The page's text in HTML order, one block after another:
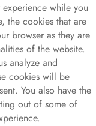
while you
the cookies that are
browser as they are
of the website.
analyze and
cookies will be
You also have the
out of some of